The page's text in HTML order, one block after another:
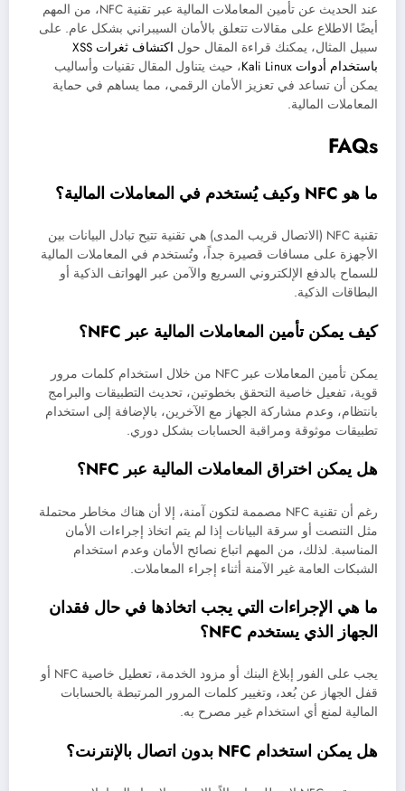
عند الحديث عن تأمين المعاملات المالية عبر تقنية NFC، من المهم
أيضًا الاطلاع على مقالات تتعلق بالأمان السيبراني بشكل عام. على
سبيل المثال، يمكنك قراءة المقال حول
اكتشاف ثغرات XSS
باستخدام أدوات Kali Linux
، حيث يتناول المقال تقنيات وأساليب
يمكن أن تساعد في تعزيز الأمان الرقمي، مما يساهم في حماية
المعاملات المالية.
FAQs
ما هو NFC وكيف يُستخدم في المعاملات المالية؟
تقنية NFC (الاتصال قريب المدى) هي تقنية تتيح تبادل البيانات بين
الأجهزة على مسافات قصيرة جداً، وتُستخدم في المعاملات المالية
للسماح بالدفع الإلكتروني السريع والآمن عبر الهواتف الذكية أو
البطاقات الذكية.
كيف يمكن تأمين المعاملات المالية عبر NFC؟
يمكن تأمين المعاملات عبر NFC من خلال استخدام كلمات مرور
قوية، تفعيل خاصية التحقق بخطوتين، تحديث التطبيقات والبرامج
بانتظام، وعدم مشاركة الجهاز مع الآخرين، بالإضافة إلى استخدام
تطبيقات موثوقة ومراقبة الحسابات بشكل دوري.
هل يمكن اختراق المعاملات المالية عبر NFC؟
رغم أن تقنية NFC مصممة لتكون آمنة، إلا أن هناك مخاطر محتملة
مثل التنصت أو سرقة البيانات إذا لم يتم اتخاذ إجراءات الأمان
المناسبة. لذلك، من المهم اتباع نصائح الأمان وعدم استخدام
الشبكات العامة غير الآمنة أثناء إجراء المعاملات.
ما هي الإجراءات التي يجب اتخاذها في حال فقدان
الجهاز الذي يستخدم NFC؟
يجب على الفور إبلاغ البنك أو مزود الخدمة، تعطيل خاصية NFC أو
قفل الجهاز عن بُعد، وتغيير كلمات المرور المرتبطة بالحسابات
المالية لمنع أي استخدام غير مصرح به.
هل يمكن استخدام NFC بدون اتصال بالإنترنت؟